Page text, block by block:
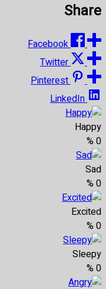
Share
Facebook
Twitter
Pinterest
LinkedIn
Happy
0
%
Sad
0
%
Excited
0
%
Sleepy
0
%